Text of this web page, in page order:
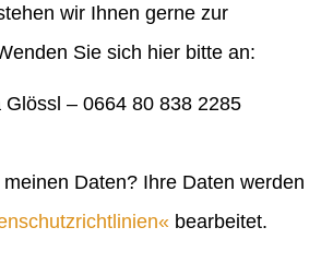
wir Ihnen gerne zur
Sie sich hier bitte an:
– 0664 80 838 2285
Daten? Ihre Daten werden
bearbeitet.